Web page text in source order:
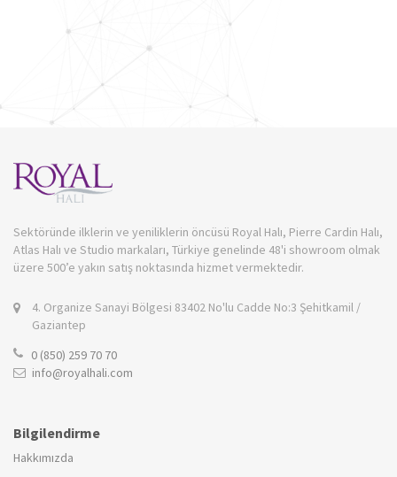
Sektöründe ilklerin ve yeniliklerin öncüsü Royal Halı, Pierre Cardin Halı,
Atlas Halı ve Studio markaları, Türkiye genelinde 48'i showroom olmak
üzere 500’e yakın satış noktasında hizmet vermektedir.
4. Organize Sanayi Bölgesi 83402 No'lu Cadde No:3 Şehitkamil /
Gaziantep
0 (850) 259 70 70
info@royalhali.com
Bilgilendirme
Hakkımızda